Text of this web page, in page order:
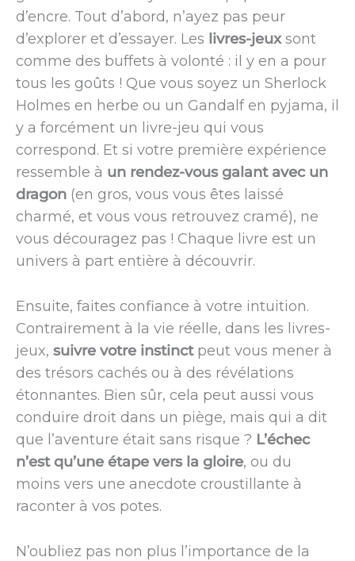
d’encre. Tout d’abord, n’ayez pas peur
d’explorer et d’essayer. Les livres-jeuxsont
comme des buffets à volonté : il y en a pour
tous les goûts ! Que vous soyez un Sherlock
Holmes en herbe ou un Gandalf en pyjama, il
y a forcément un livre-jeu qui vous
correspond. Et si votre première expérience
ressemble à un rendez-vous galant avec un
dragon (en gros, vous vous êtes laissé
charmé, et vous vous retrouvez cramé), ne
vous découragez pas ! Chaque livre est un
univers à part entière à découvrir.
Ensuite, faites confiance à votre intuition.
Contrairement à la vie réelle, dans les livres-
jeux, suivre votre instinctpeut vous mener à
des trésors cachés ou à des révélations
étonnantes. Bien sûr, cela peut aussi vous
conduire droit dans un piège, mais qui a dit
que l’aventure était sans risque ? L’échec
n’est qu’une étape vers la gloire, ou du
moins vers une anecdote croustillante à
raconter à vos potes.
N’oubliez pas non plus l’importance de la